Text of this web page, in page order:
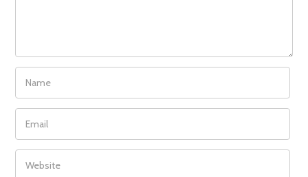
NAME
EMAIL
WEBSITE